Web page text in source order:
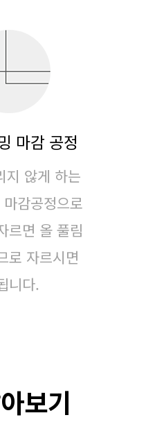
마감 공정
지 않게 하는
감공정으로
르면 올 풀림
로 자르시면
니다.
보기